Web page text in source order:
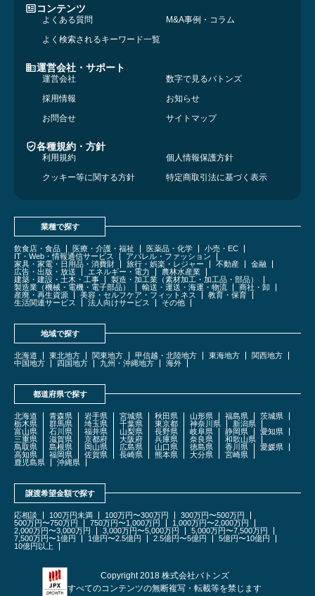
コンテンツ
よくある質問
M&A事例・コラム
よく検索されるキーワード一覧
運営会社・サポート
運営会社
数字で見るバトンズ
採用情報
お知らせ
お問合せ
サイトマップ
各種規約・方針
利用規約
個人情報保護方針
クッキー等に関する方針
特定商取引法に基づく表示
業種で探す
飲食店・食品 医療・介護・福祉 医薬品・化学
小売・EC
IT・Web・情報通信サービス
アパレル・ファッション
家具・家電・日用品・消費財
旅行・娯楽・レジャー 不動産
金融
広告・出版・放送
エネルギー・電力
農林水産業
建築・建設・土木・工事
製造・加工業（素材加工・加工品・部品）
製造業（機械・電機・電子部品）
輸送・運送・海運・物流
商社・卸
産廃・再生資源
美容・セルフケア・フィットネス
教育・保育
生活関連サービス
法人向けサービス その他
地域で探す
北海道 東北地方 関東地方 甲信越・北陸地方 東海地方
関西地方
中国地方
四国地方 九州・沖縄地方 海外
都道府県で探す
北海道 青森県 岩手県 宮城県 秋田県 山形県 福島県
茨城県
栃木県
群馬県 埼玉県 千葉県 東京都 神奈川県
新潟県
富山県
石川県 福井県 山梨県 長野県 岐阜県 静岡県
愛知県
三重県
滋賀県 京都府 大阪府 兵庫県 奈良県
和歌山県
鳥取県
島根県 岡山県 広島県 山口県 徳島県 香川県
愛媛県
高知県
福岡県 佐賀県 長崎県 熊本県 大分県
宮崎県
鹿児島県
沖縄県
譲渡希望金額で探す
応相談 100万円未満 100万円〜300万円
300万円〜500万円
500万円〜750万円
750万円〜1,000万円
1,000万円〜2,000万円
2,000万円〜3,000万円
3,000万円〜5,000万円
5,000万円〜7,500万円
7,500万円〜1億円
1億円〜2.5億円 2.5億円〜5億円
5億円〜10億円
10億円以上
Copyright 2018 株式会社バトンズ
すべてのコンテンツの無断複写・転載等を禁じます